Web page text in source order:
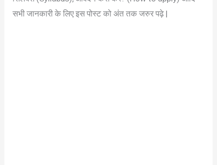
सभी जानकारी के लिए इस पोस्ट को अंत तक जरुर पढ़े |